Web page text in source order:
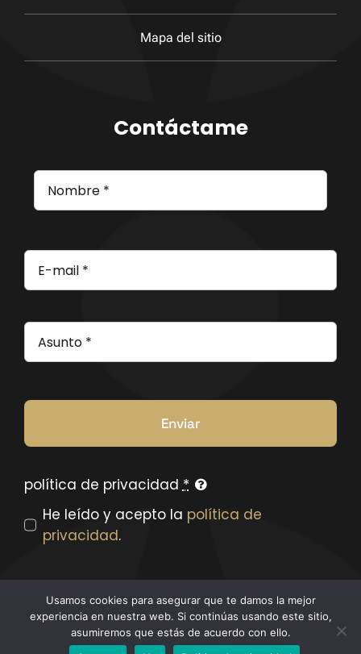
Mapa del sitio
Contáctame
Correo
electrónico
Enviar
política de privacidad*
He leído y acepto la política de
privacidad.
Usamos cookies para asegurar que te damos la mejor
experiencia en nuestra web. Si continúas usando este sitio,
asumiremos que estás de acuerdo con ello.